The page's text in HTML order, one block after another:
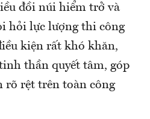
đồi núi hiểm trở và
hỏi lực lượng thi công
kiện rất khó khăn,
thần quyết tâm, góp
rõ rệt trên toàn công